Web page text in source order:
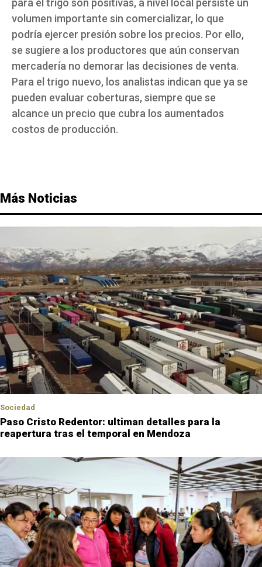
para el trigo son positivas, a nivel local persiste un
volumen importante sin comercializar, lo que
podría ejercer presión sobre los precios. Por ello,
se sugiere a los productores que aún conservan
mercadería no demorar las decisiones de venta.
Para el trigo nuevo, los analistas indican que ya se
pueden evaluar coberturas, siempre que se
alcance un precio que cubra los aumentados
costos de producción.
Más Noticias
Sociedad
Paso Cristo Redentor: ultiman detalles para la
reapertura tras el temporal en Mendoza